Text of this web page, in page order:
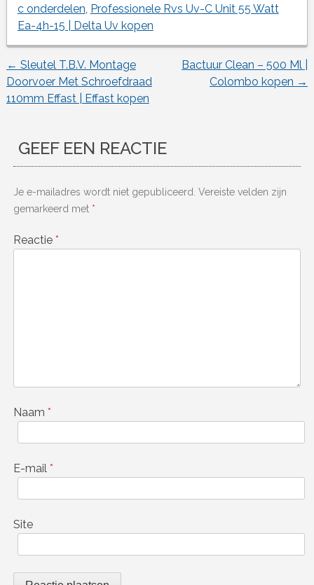
c onderdelen, Professionele Rvs Uv-C Unit 55 Watt
Ea-4h-15 | Delta Uv kopen
Berichtnavigatie
← Sleutel T.B.V. Montage
Doorvoer Met Schroefdraad
110mm Effast | Effast kopen
Bactuur Clean – 500 Ml |
Colombo kopen →
GEEF EEN REACTIE
Je e-mailadres wordt niet gepubliceerd. Vereiste velden zijn
gemarkeerd met *
Reactie *
Naam *
E-mail *
Site